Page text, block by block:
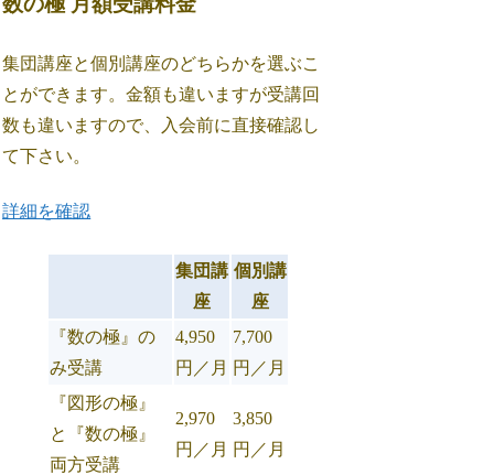
集団講座と個別講座のどちらかを選ぶこ
とができます。金額も違いますが受講回
数も違いますので、入会前に直接確認し
て下さい。
詳細を確認
集団講
座
個別講
座
『数の極』の
み受講
4,950
円／月
7,700
円／月
『図形の極』
と『数の極』
両方受講
2,970
円／月
3,850
円／月